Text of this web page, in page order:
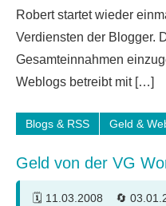
Robert startet wieder
Verdiensten der Blogger.
Gesamteinnahmen
Weblogs betreibt mit […]
Blogs & RSS Geld &
Geld von der VG
11.03.2008